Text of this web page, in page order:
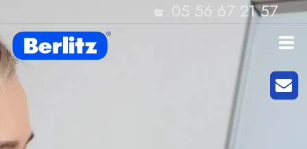
05 56 67 21 57
Home